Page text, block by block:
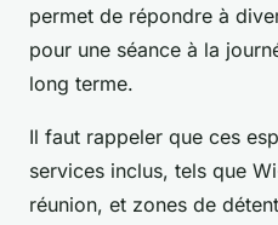
permet de répondre à
pour une séance à la
long terme.
Il faut rappeler que ces
services inclus, tels que
réunion, et zones de